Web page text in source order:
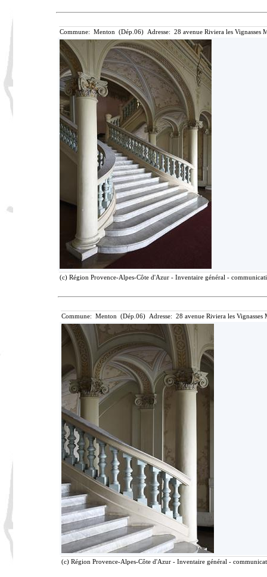
Commune: Menton (Dép.06) Adresse: 28 avenue Riviera les
(c) Région Provence-Alpes-Côte d'Azur - Inventaire général -
Commune: Menton (Dép.06) Adresse: 28 avenue Riviera les
(c) Région Provence-Alpes-Côte d'Azur - Inventaire général -